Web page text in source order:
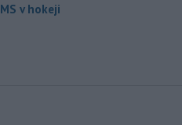
MS v hokeji